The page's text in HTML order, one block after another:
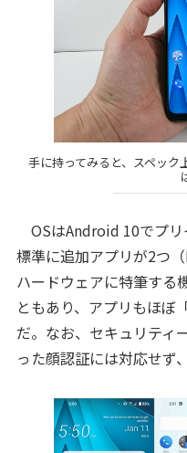
手に持ってみると、スペッ
OSはAndroid 10でプ
標準に追加アプリが2つ
ハードウェアに特筆する
ともあり、アプリもほぼ
だ。なお、セキュリティ
った顔認証には対応せず